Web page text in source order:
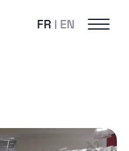
FR EN